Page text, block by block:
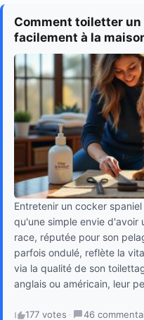
Comment toiletter
facilement à la
Entretenir un cocker
qu'une simple envie d'avoir
race, réputée pour son
parfois ondulé, reflète la
via la qualité de son
anglais ou américain, leur
177 votes · 46